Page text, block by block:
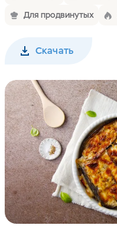
Для продвинутых
Скачать